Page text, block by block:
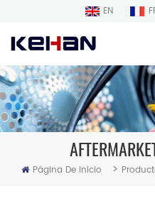
EN
Página De Inicio >